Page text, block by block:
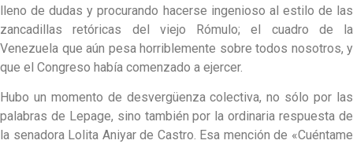
lleno de dudas y procurando hacerse ingenioso al estilo de las
zancadillas retóricas del viejo Rómulo; el cuadro de la
Venezuela que aún pesa horriblemente sobre todos nosotros, y
que el Congreso había comenzado a ejercer.
Hubo un momento de desvergüenza colectiva, no sólo por las
palabras de Lepage, sino también por la ordinaria respuesta de
la senadora Lolita Aniyar de Castro. Esa mención de «Cuéntame